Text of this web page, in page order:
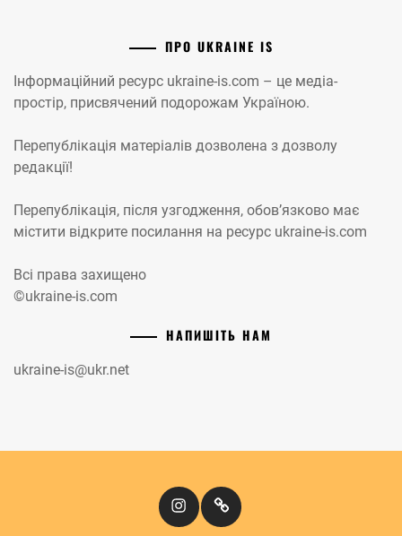
ПРО UKRAINE IS
Інформаційний ресурс ukraine-is.com – це медіа-
простір, присвячений подорожам Україною.
Перепублікація матеріалів дозволена з дозволу
редакції!
Перепублікація, після узгодження, обов’язково має
містити відкрите посилання на ресурс ukraine-is.com
Всі права захищено
©ukraine-is.com
НАПИШІТЬ НАМ
ukraine-is@ukr.net
InstagramКіномандри